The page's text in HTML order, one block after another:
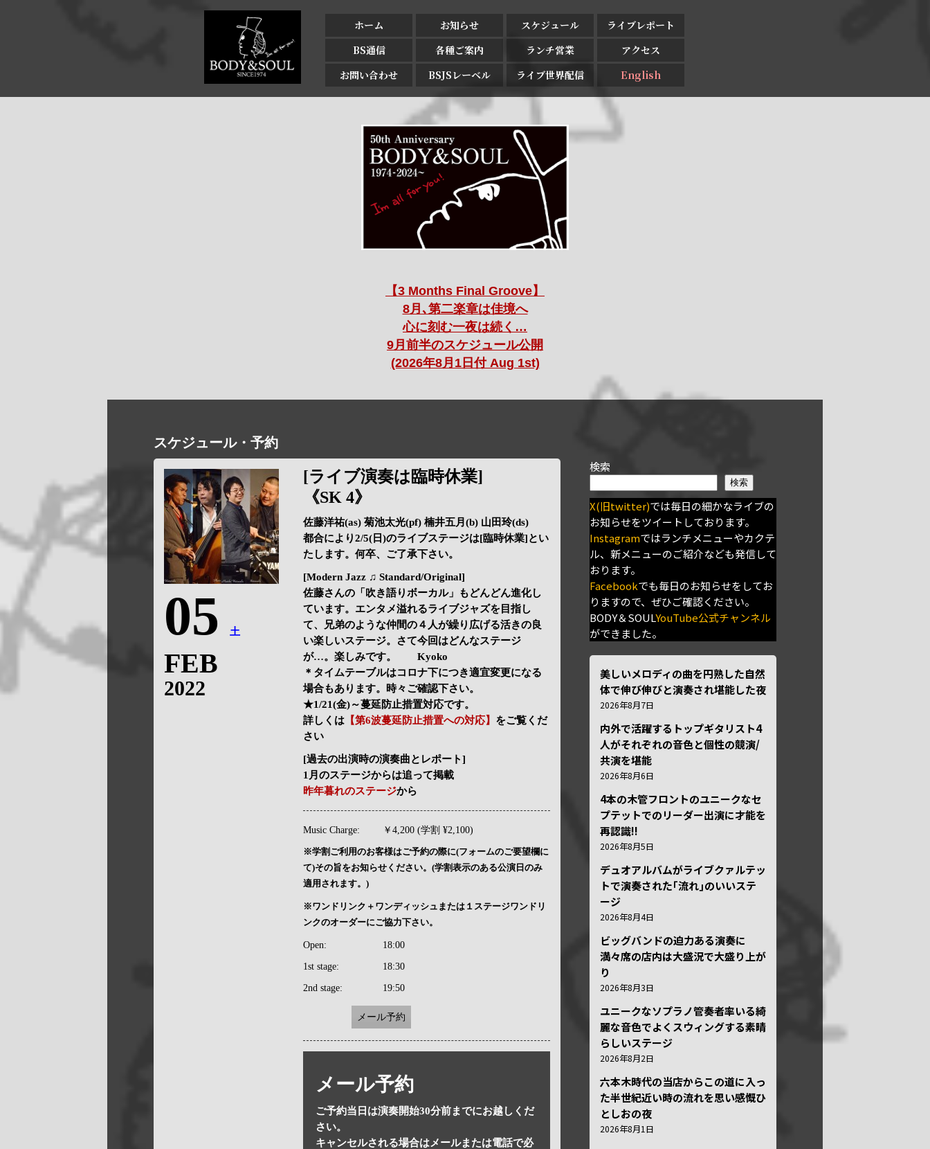
ホーム お知らせ スケジュール
ライブレポート
BS通信
各種ご案内 ランチ営業
アクセス
お問い合わせ
BSJSレーベル ライブ世界配信 English
【3 Months Final Groove】
8月､第二楽章は佳境へ
心に刻む一夜は続く…
9月前半のスケジュール公開
(2026年8月1日付 Aug 1st)
スケジュール・予約
05 土
FEB
2022
[ライブ演奏は臨時休業]
《SK 4》
佐藤洋祐(as) 菊池太光(pf) 楠井五月(b) 山田玲(ds)
都合により2/5(日)のライブステージは[臨時休業]とい
たします。何卒、ご了承下さい。
[Modern Jazz ♫ Standard/Original]
佐藤さんの「吹き語りボーカル」もどんどん進化し
ています。エンタメ溢れるライブジャズを目指し
て、兄弟のような仲間の４人が繰り広げる活きの良
い楽しいステージ。さて今回はどんなステージ
が…。楽しみです。 Kyoko
＊タイムテーブルはコロナ下につき適宜変更になる
場合もあります。時々ご確認下さい。
★1/21(金)～蔓延防止措置対応です。
詳しくは【第6波蔓延防止措置への対応】 をご覧くだ
さい
[過去の出演時の演奏曲とレポート]
1月のステージからは追って掲載
昨年暮れのステージから
Music Charge: ￥4,200 (学割 ¥2,100)
※学割ご利用のお客様はご予約の際に(フォームのご要望欄に
て)その旨をお知らせください。(学割表示のある公演日のみ
適用されます。)
※ワンドリンク＋ワンディッシュまたは１ステージワンドリ
ンクのオーダーにご協力下さい。
Open: 18:00
1st stage: 18:30
2nd stage: 19:50
メール予約
メール予約
ご予約当日は演奏開始30分前までにお越しくだ
さい。
キャンセルされる場合はメールまたは電話で必
検索
検索
X(旧twitter)では毎日の細かなライブの
お知らせをツイートしております。
Instagramではランチメニューやカクテ
ル、新メニューのご紹介なども発信して
おります。
Facebookでも毎日のお知らせをしてお
りますので、ぜひご確認ください。
BODY＆SOULYouTube公式チャンネル
ができました。
美しいメロディの曲を円熟した自然
体で伸び伸びと演奏され堪能した夜
2026年8月7日
内外で活躍するトップギタリスト4
人がそれぞれの音色と個性の競演/
共演を堪能
2026年8月6日
4本の木管フロントのユニークなセ
プテットでのリーダー出演に才能を
再認識!!
2026年8月5日
デュオアルバムがライブクァルテッ
トで演奏された｢流れ｣のいいステ
ージ
2026年8月4日
ビッグバンドの迫力ある演奏に
満々席の店内は大盛況で大盛り上が
り
2026年8月3日
ユニークなソプラノ管奏者率いる綺
麗な音色でよくスウィングする素晴
らしいステージ
2026年8月2日
六本木時代の当店からこの道に入っ
た半世紀近い時の流れを思い感慨ひ
としおの夜
2026年8月1日